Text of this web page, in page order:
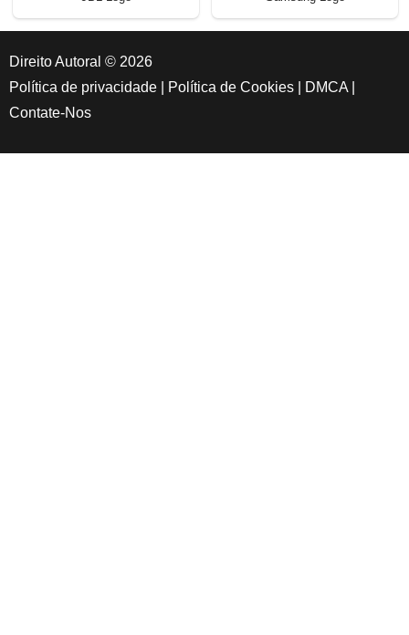
Direito Autoral © 2026
Política de privacidade
Política de Cookies DMCA
Contate-Nos